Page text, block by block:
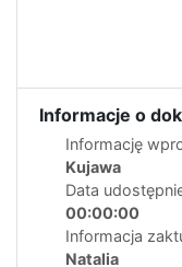
Informacje o
Informację
Kujawa
Data
00:00:00
Informacja
Natalia